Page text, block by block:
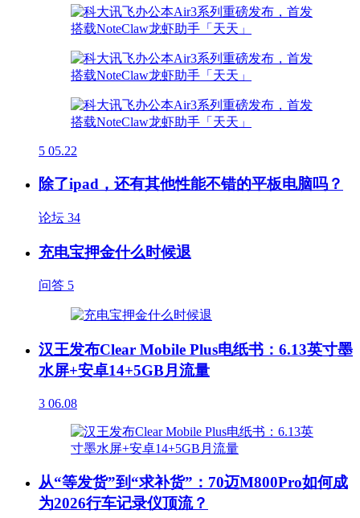
5 05.22
除了ipad，还有其他性能不错的平板电脑吗？
论坛 34
充电宝押金什么时候退
问答 5
汉王发布Clear Mobile Plus电纸书：6.13英寸墨
水屏+安卓14+5GB月流量
3 06.08
从“等发货”到“求补货”：70迈M800Pro如何成
为2026行车记录仪顶流？